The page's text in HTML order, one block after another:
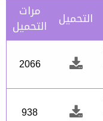
التحميل مرات
التحميل
2066
938